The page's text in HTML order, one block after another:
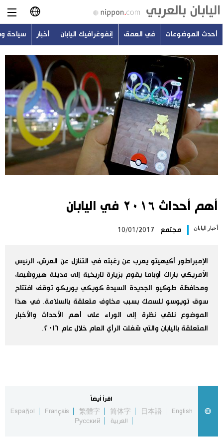
日本語
English
简体字
繁體字
Français
Español
أحدث الموضوعات
في العمق
إنفوغرافيك اليابان
سياحة وسفر
اليابان في فيديو
مانغا وأنيمي
علوم وتكنولوجيا
تجارب وآراء
موسوعة اليابان
أحدث الموضوعات في العمق إنفوغرافيك اليابان أخبار سياحة
أهم أحداث ٢٠١٦ في اليابان
أخبار اليابان مجتمع 10/01/2017
الإمبراطور أكيهيتو يعرب عن رغبته في التنازل عن العرش، الرئيس
الأمريكي باراك أوباما يقوم بزيارة تاريخية إلى مدينة هيروشيما،
ومحافظة طوكيو الجديدة السيدة كويكي يوريكو توقف افتتاح
سوق تويوسو للسمك بسبب مخاوف متعلقة بالسلامة. في هذا
الموضوع نلقي نظرة إلى الوراء على أهم الأحداث والأخبار
المتعلقة باليابان والتي شغلت الرأي العام خلال عام ٢٠١٦.
اقرأ أيضاً
English
日本語
简体字
繁體字
Français
Español
العربية
Русский